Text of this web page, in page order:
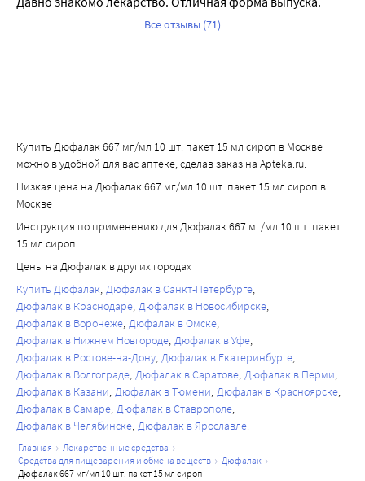
Все отзывы (71)
Купить Дюфалак 667 мг/мл 10 шт. пакет 15 мл сироп в Москве
можно в удобной для вас аптеке, сделав заказ на Apteka.ru.
Низкая цена на Дюфалак 667 мг/мл 10 шт. пакет 15 мл сироп в
Москве
Инструкция по применению для Дюфалак 667 мг/мл 10 шт. пакет
15 мл сироп
Цены на Дюфалак в других городах
Купить Дюфалак Дюфалак в Санкт-Петербурге
Дюфалак в Краснодаре Дюфалак в Новосибирске
Дюфалак в Воронеже Дюфалак в Омске
Дюфалак в Нижнем Новгороде Дюфалак в Уфе
Дюфалак в Ростове-на-Дону Дюфалак в Екатеринбурге
Дюфалак в Волгограде Дюфалак в Саратове Дюфалак в Перми
Дюфалак в Казани Дюфалак в Тюмени Дюфалак в Красноярске
Дюфалак в Самаре Дюфалак в Ставрополе
Дюфалак в Челябинске Дюфалак в Ярославле
главная
лекарственные средства
средства для пищеварения и обмена веществ
дюфалак
дюфалак 667 мг/мл 10 шт. пакет 15 мл сироп